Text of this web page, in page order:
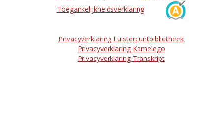
Toegankelijkheidsverklaring
Privacyverklaring Luisterpuntbibliotheek
Privacyverklaring Kamelego
Privacyverklaring Transkript